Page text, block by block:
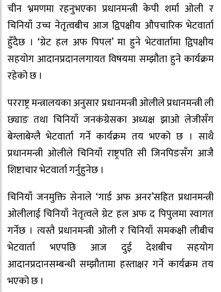
चीन भ्रमणमा रहनुभएका प्रधानमन्त्री केपी शर्मा ओली र
चिनियाँ उच्च नेतृत्वबीच आज द्विपक्षीय औपचारिक भेटवार्ता
हुँदैछ । ‘ग्रेट हल अफ पिपल’ मा हुने भेटवार्तामा द्विपक्षीय
सहयोग आदानप्रदानलगायत विषयमा सम्झौता हुने कार्यक्रम
रहेको छ ।
परराष्ट्र मन्त्रालयका अनुसार प्रधानमन्त्री ओलीले प्रधानमन्त्री ली
छ्याङ तथा चिनियाँ जनकंग्रेसका अध्यक्ष झाओ लेजीसँग
बेग्लाबेग्लै भेटवार्ता गर्ने कार्यक्रम तय भएको छ । साथै
प्रधानमन्त्री ओलीले चिनियाँ राष्ट्रपति सी जिनपिङसँग आजै
शिष्टाचार भेटवार्ता गर्नुहुनेछ ।
चिनियाँ जनमुक्ति सेनाले ‘गार्ड अफ अनर’सहित प्रधानमन्त्री
ओलीलाई चिनियाँ नेतृत्वले ग्रेट हल अफ द पिपुलमा स्वागत
गर्नेछ । त्यस्तै प्रधानमन्त्री ओली र चिनियाँ समकक्षी लीबीच
भेटवार्ता भएपछि आज दुई देशबीच सहयोग
आदानप्रदानसम्बन्धी सम्झौतामा हस्ताक्षर गर्ने कार्यक्रम तय
भएको छ ।